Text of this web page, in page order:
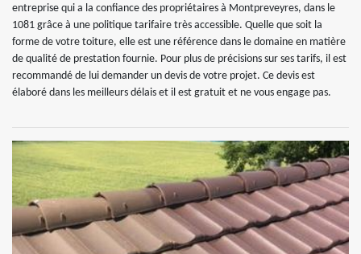
entreprise qui a la confiance des propriétaires à Montpreveyres, dans le
1081 grâce à une politique tarifaire très accessible. Quelle que soit la
forme de votre toiture, elle est une référence dans le domaine en matière
de qualité de prestation fournie. Pour plus de précisions sur ses tarifs, il est
recommandé de lui demander un devis de votre projet. Ce devis est
élaboré dans les meilleurs délais et il est gratuit et ne vous engage pas.